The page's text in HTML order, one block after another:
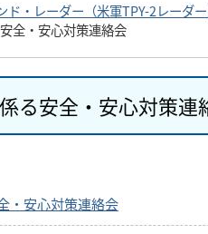
ド・レーダー（米軍TPY-2レーダ
全・安心対策連絡会
る安全・安心対策連
・安心対策連絡会